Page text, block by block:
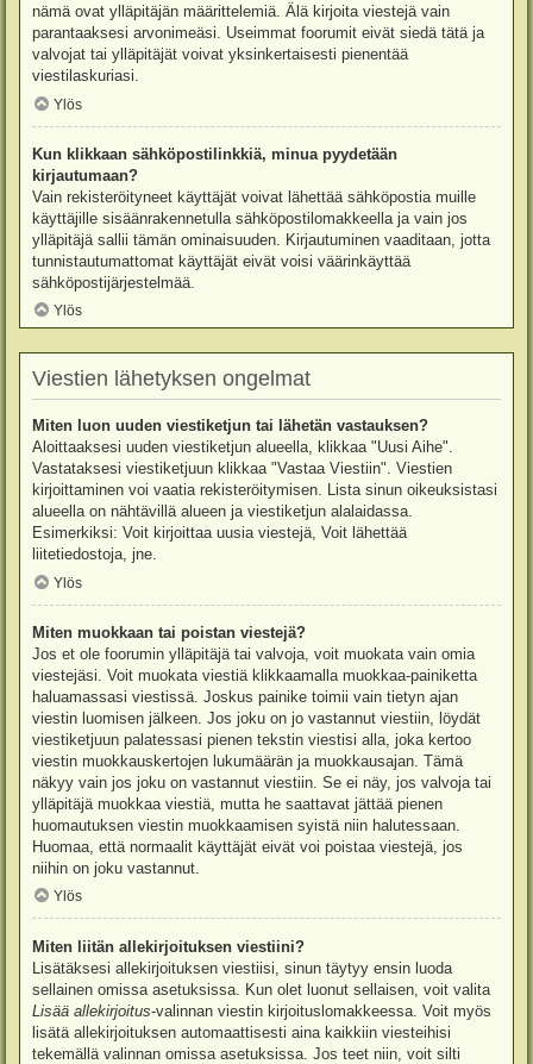
nämä ovat ylläpitäjän määrittelemiä. Älä kirjoita viestejä vain
parantaaksesi arvonimeäsi. Useimmat foorumit eivät siedä tätä ja
valvojat tai ylläpitäjät voivat yksinkertaisesti pienentää
viestilaskuriasi.
Ylös
Kun klikkaan sähköpostilinkkiä, minua pyydetään
kirjautumaan?
Vain rekisteröityneet käyttäjät voivat lähettää sähköpostia muille
käyttäjille sisäänrakennetulla sähköpostilomakkeella ja vain jos
ylläpitäjä sallii tämän ominaisuuden. Kirjautuminen vaaditaan, jotta
tunnistautumattomat käyttäjät eivät voisi väärinkäyttää
sähköpostijärjestelmää.
Ylös
Viestien lähetyksen ongelmat
Miten luon uuden viestiketjun tai lähetän vastauksen?
Aloittaaksesi uuden viestiketjun alueella, klikkaa "Uusi Aihe".
Vastataksesi viestiketjuun klikkaa "Vastaa Viestiin". Viestien
kirjoittaminen voi vaatia rekisteröitymisen. Lista sinun oikeuksistasi
alueella on nähtävillä alueen ja viestiketjun alalaidassa.
Esimerkiksi: Voit kirjoittaa uusia viestejä, Voit lähettää
liitetiedostoja, jne.
Ylös
Miten muokkaan tai poistan viestejä?
Jos et ole foorumin ylläpitäjä tai valvoja, voit muokata vain omia
viestejäsi. Voit muokata viestiä klikkaamalla muokkaa-painiketta
haluamassasi viestissä. Joskus painike toimii vain tietyn ajan
viestin luomisen jälkeen. Jos joku on jo vastannut viestiin, löydät
viestiketjuun palatessasi pienen tekstin viestisi alla, joka kertoo
viestin muokkauskertojen lukumäärän ja muokkausajan. Tämä
näkyy vain jos joku on vastannut viestiin. Se ei näy, jos valvoja tai
ylläpitäjä muokkaa viestiä, mutta he saattavat jättää pienen
huomautuksen viestin muokkaamisen syistä niin halutessaan.
Huomaa, että normaalit käyttäjät eivät voi poistaa viestejä, jos
niihin on joku vastannut.
Ylös
Miten liitän allekirjoituksen viestiini?
Lisätäksesi allekirjoituksen viestiisi, sinun täytyy ensin luoda
sellainen omissa asetuksissa. Kun olet luonut sellaisen, voit valita
Lisää allekirjoitus-valinnan viestin kirjoituslomakkeessa. Voit myös
lisätä allekirjoituksen automaattisesti aina kaikkiin viesteihisi
tekemällä valinnan omissa asetuksissa. Jos teet niin, voit silti